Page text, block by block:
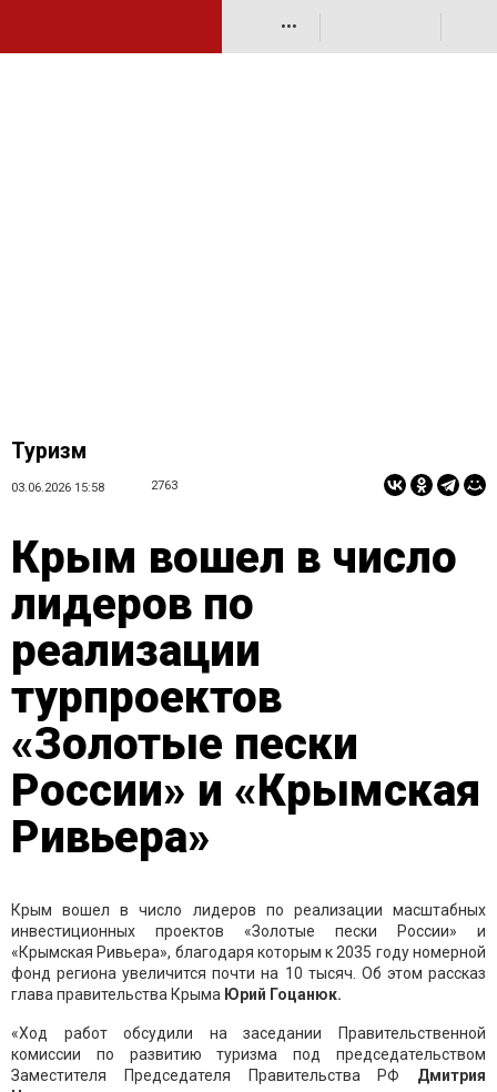
•••
Туризм
03.06.2026 15:58 2763
Крым вошел в число
лидеров по
реализации
турпроектов
«Золотые пески
России» и «Крымская
Ривьера»
Крым вошел в число лидеров по реализации масштабных
инвестиционных проектов «Золотые пески России» и
«Крымская Ривьера», благодаря которым к 2035 году номерной
фонд региона увеличится почти на 10 тысяч. Об этом рассказ
глава правительства Крыма Юрий Гоцанюк.
«Ход работ обсудили на заседании Правительственной
комиссии по развитию туризма под председательством
Заместителя Председателя Правительства РФ Дмитрия